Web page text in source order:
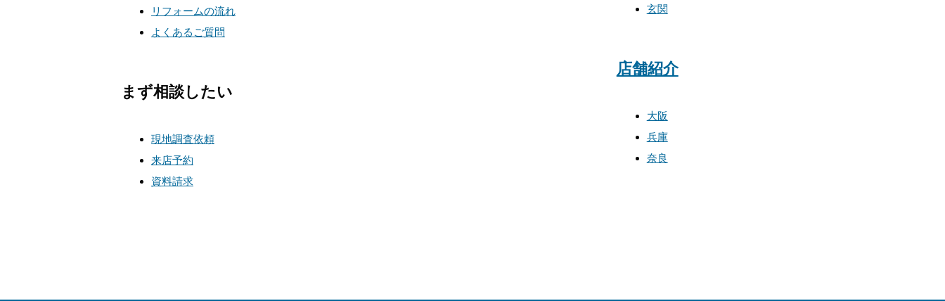
リフォームの流れ
よくあるご質問
まず相談したい
現地調査依頼
来店予約
資料請求
玄関
店舗紹介
大阪
兵庫
奈良